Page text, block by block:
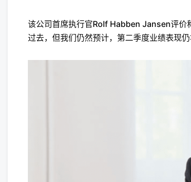
该公司首席执行官Rolf Habben Jansen评价
过去，但我们仍然预计，第二季度业绩表现